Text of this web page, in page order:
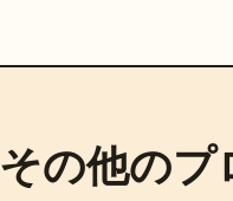
その他のプ